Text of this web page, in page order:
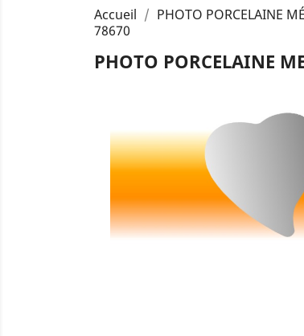
Accueil PHOTO PORCELAINE
78670
PHOTO PORCELAINE